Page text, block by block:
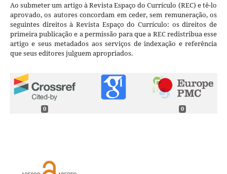
Ao submeter um artigo à Revista Espaço do Currículo (REC) e tê-lo
aprovado, os autores concordam em ceder, sem remuneração, os
seguintes direitos à Revista Espaço do Currículo: os direitos de
primeira publicação e a permissão para que a REC redistribua esse
artigo e seus metadados aos serviços de indexação e referência
que seus editores julguem apropriados.
0 0